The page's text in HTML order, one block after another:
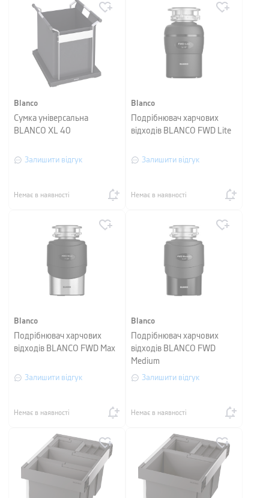
Blanco
Сумка універсальна
BLANCO XL 40
Залишити відгук
Немає в наявності
Blanco
Подрібнювач харчових
відходів BLANCO FWD Lite
Залишити відгук
Немає в наявності
Blanco
Подрібнювач харчових
відходів BLANCO FWD Max
Залишити відгук
Немає в наявності
Blanco
Подрібнювач харчових
відходів BLANCO FWD
Medium
Залишити відгук
Немає в наявності